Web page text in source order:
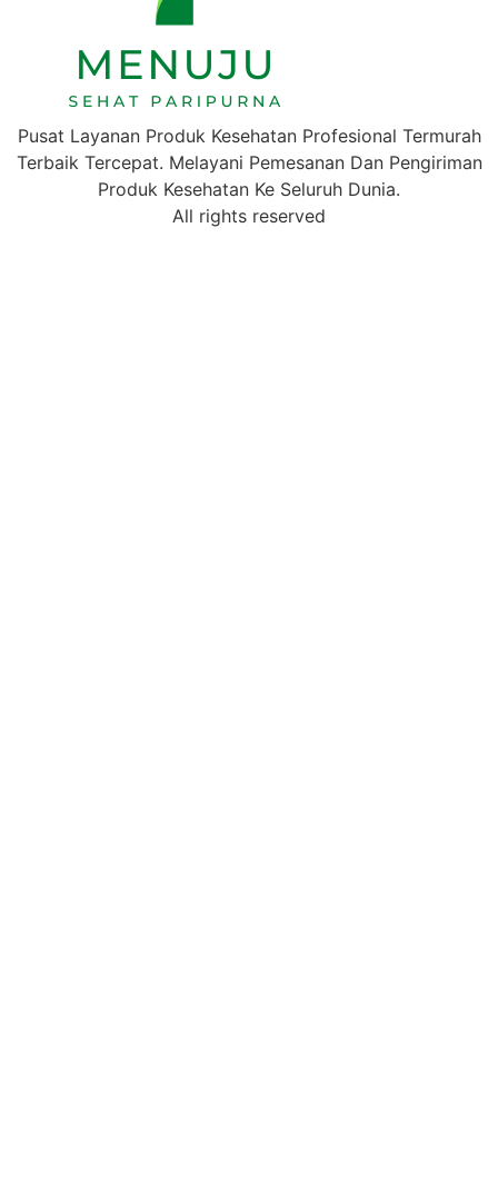
Pusat Layanan Produk Kesehatan Profesional Termurah
Terbaik Tercepat. Melayani Pemesanan Dan Pengiriman
Produk Kesehatan Ke Seluruh Dunia.
All rights reserved